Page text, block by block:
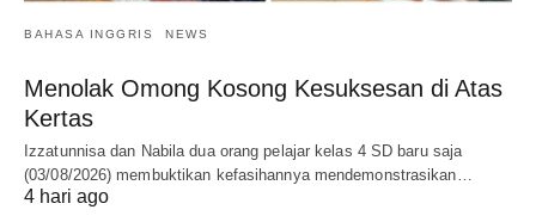
BAHASA INGGRIS NEWS
Menolak Omong Kosong Kesuksesan di Atas
Kertas
Izzatunnisa dan Nabila dua orang pelajar kelas 4 SD baru saja
(03/08/2026) membuktikan kefasihannya mendemonstrasikan…
4 hari ago